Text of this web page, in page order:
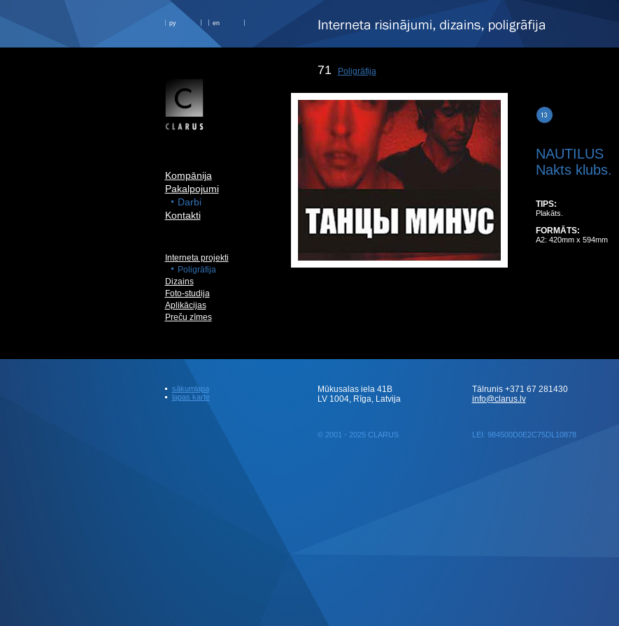
ру en
Kompānija
Pakalpojumi
Darbi
Kontakti
Interneta projekti
Poligrāfija
Dizains
Foto-studija
Aplikācijas
Preču zīmes
71 Poligrāfija
NAUTILUS
Nakts klubs.
TIPS:
Plakāts.
FORMĀTS:
A2: 420mm x 594mm
sākumlapa
lapas karte
Mūkusalas iela 41B
LV 1004, Rīga, Latvija
© 2001 - 2025 CLARUS LEI: 984500D0E2C75DL10878
Tālrunis +371 67 281430
info@clarus.lv